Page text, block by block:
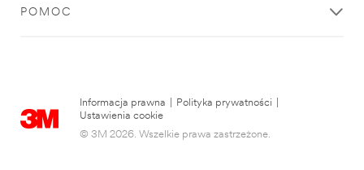
POMOC
Informacja prawna Polityka prywatności
Ustawienia cookie
© 3M 2026. Wszelkie prawa zastrzeżone.